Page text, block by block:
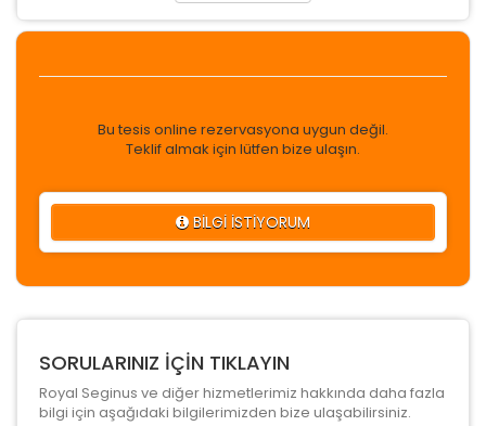
Bu tesis online rezervasyona uygun değil.
Teklif almak için lütfen bize ulaşın.
BİLGİ İSTİYORUM
SORULARINIZ İÇİN TIKLAYIN
Royal Seginus ve diğer hizmetlerimiz hakkında daha fazla
bilgi için aşağıdaki bilgilerimizden bize ulaşabilirsiniz.